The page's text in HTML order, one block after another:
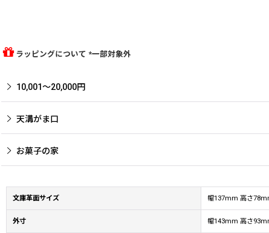
ラッピングについて *一部対象外
10,001〜20,000円
天溝がま口
お菓子の家
文庫革面サイズ 幅137mm 高さ
外寸 幅143mm 高さ